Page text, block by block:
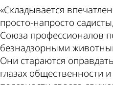
«Складывается
просто-напросто
Союза профессионалов
безнадзорными
Они стараются
глазах общественности